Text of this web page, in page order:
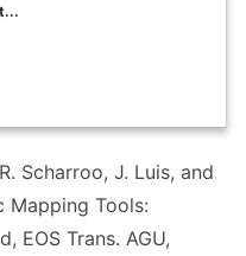
Scharroo, J. Luis, and
Mapping Tools:
EOS Trans. AGU,